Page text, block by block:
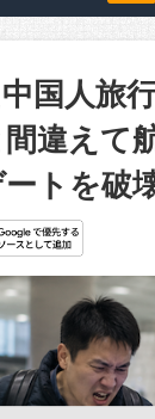
国人旅
違えて
トを破